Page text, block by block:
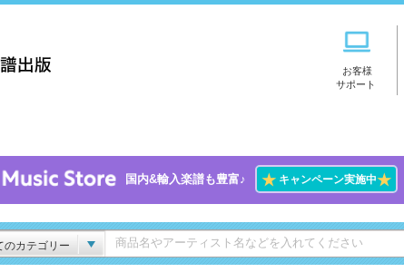
お客様
サポート
国内&輸入楽譜も豊富♪ ★キャンペーン実施中★
のカテゴリー